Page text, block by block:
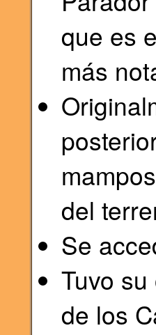
que es
más
del
Se
Tuvo
de los